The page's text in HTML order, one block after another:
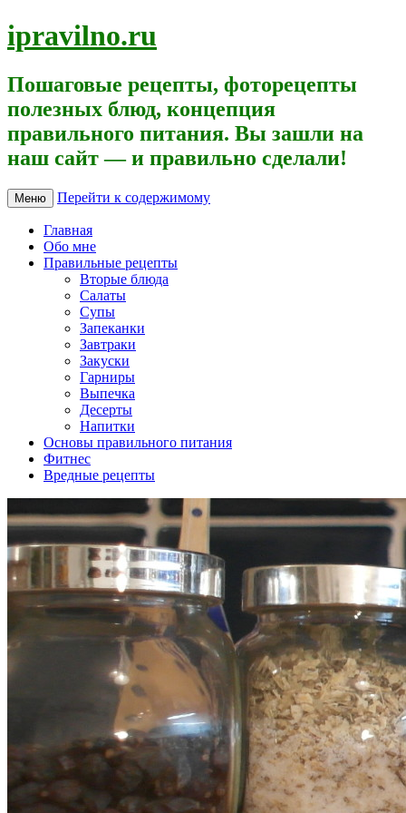
ipravilno.ru
Пошаговые рецепты, фоторецепты
полезных блюд, концепция
правильного питания. Вы зашли на
наш сайт — и правильно сделали!
Меню Перейти к содержимому
Главная
Обо мне
Правильные рецепты
Вторые блюда
Салаты
Супы
Запеканки
Завтраки
Закуски
Гарниры
Выпечка
Десерты
Напитки
Основы правильного питания
Фитнес
Вредные рецепты